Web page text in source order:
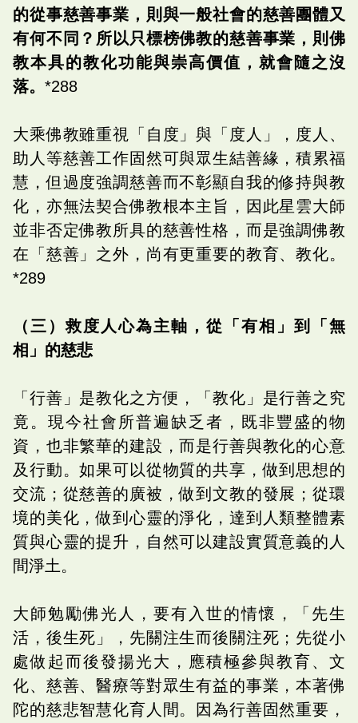
的從事慈善事業，則與一般社會的慈善團體又
有何不同？所以只標榜佛教的慈善事業，則佛
教本具的教化功能與崇高價值，就會隨之沒
落。 *288
大乘佛教雖重視「自度」與「度人」，度人、
助人等慈善工作固然可與眾生結善緣，積累福
慧，但過度強調慈善而不彰顯自我的修持與教
化，亦無法契合佛教根本主旨，因此星雲大師
並非否定佛教所具的慈善性格，而是強調佛教
在「慈善」之外，尚有更重要的教育、教化。
*289
（三）救度人心為主軸，從「有相」到「無
相」的慈悲
「行善」是教化之方便，「教化」是行善之究
竟。現今社會所普遍缺乏者，既非豐盛的物
資，也非繁華的建設，而是行善與教化的心意
及行動。如果可以從物質的共享，做到思想的
交流；從慈善的廣被，做到文教的發展；從環
境的美化，做到心靈的淨化，達到人類整體素
質與心靈的提升，自然可以建設實質意義的人
間淨土。
大師勉勵佛光人，要有入世的情懷，「先生
活，後生死」，先關注生而後關注死；先從小
處做起而後發揚光大，應積極參與教育、文
化、慈善、醫療等對眾生有益的事業，本著佛
陀的慈悲智慧化育人間。因為行善固然重要，